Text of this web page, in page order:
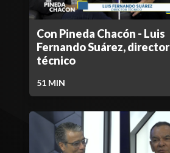
Con Pineda Chacón - Luis
Fernando Suárez, director
técnico
51 MIN